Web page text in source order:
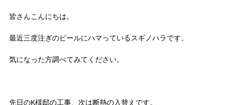
皆さんこんにちは。
最近三度注ぎのビールにハマっているスギノハラです。
気になった方調べてみてください。
先日のK様邸の工事、次は断熱の入替えです。